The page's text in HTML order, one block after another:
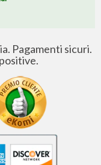
Pagamenti sicuri.